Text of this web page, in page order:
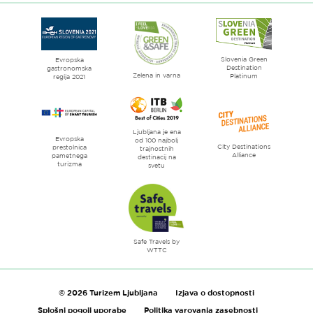
spletne
Ljubljana
mesto
literature
Evropska
gastronomska
regija 2021
Zelena in varna
Slovenia Green
Destination
Platinum
Evropska
prestolnica
pametnega
turizma
Ljubljana je ena
od 100 najbolj
trajnostnih
destinacij na
svetu
City Destinations
Alliance
Safe Travels by
WTTC
© 2026 Turizem Ljubljana
Izjava o dostopnosti
Splošni pogoji uporabe
Politika varovanja zasebnosti